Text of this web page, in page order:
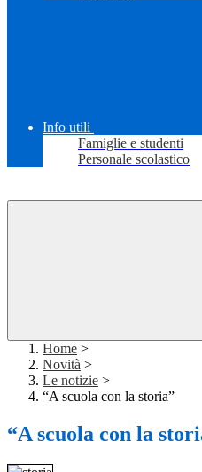
Info utili
Famiglie e studenti
Personale scolastico
Home >
Novità >
Le notizie >
“A scuola con la storia”
“A scuola con la